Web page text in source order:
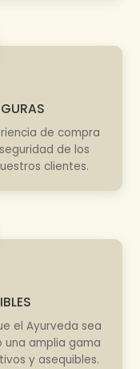
de compra
de los
clientes.
el Ayurveda sea
amplia gama
y asequibles.